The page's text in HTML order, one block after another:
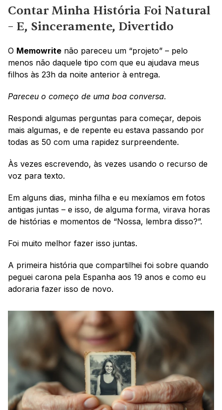
Contar Minha História Foi Natural
– E, Sinceramente, Divertido
O Memowrite não pareceu um “projeto” – pelo
menos não daquele tipo com que eu ajudava meus
filhos às 23h da noite anterior à entrega.
Pareceu o começo de uma boa conversa.
Respondi algumas perguntas para começar, depois
mais algumas, e de repente eu estava passando por
todas as 50 com uma rapidez surpreendente.
Às vezes escrevendo, às vezes usando o recurso de
voz para texto.
Em alguns dias, minha filha e eu mexíamos em fotos
antigas juntas – e isso, de alguma forma, virava horas
de histórias e momentos de “Nossa, lembra disso?”.
Foi muito melhor fazer isso juntas.
A primeira história que compartilhei foi sobre quando
peguei carona pela Espanha aos 19 anos e como eu
adoraria fazer isso de novo.